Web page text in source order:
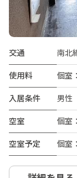
交通
南北
使用料
個室
入居条件
男
空室
個室
空室予定
個室